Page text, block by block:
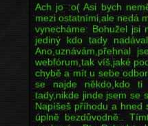
Ach jo :o( Asi bych
mezi ostatními,ale nedá
vynecháme: Bohužel jsi
jediný kdo tady
Ano,uznávám,přehnal
webfórum,tak víš,jaké
chybě a mít u sebe
se najde někdo,kdo
tady,nikde jinde jsem se
Napíšeš příhodu a hned
úplně bezdůvodně..